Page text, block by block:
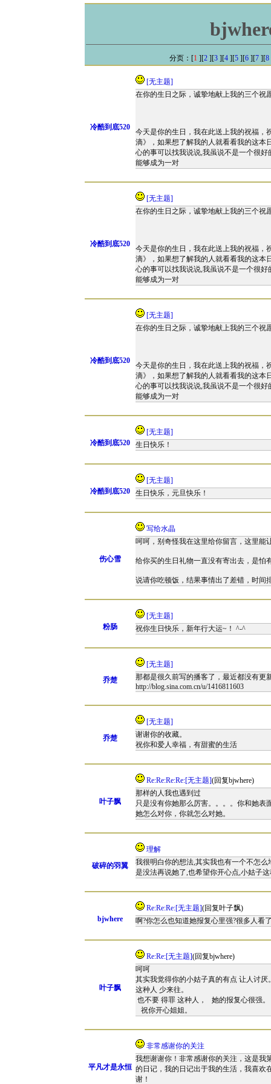
分页：[1 ][2 ][3 ][4 ][5 ][6 ][7 ][8
冷酷到底520
[无主题]
在你的生日之际，诚挚地献上我的三个祝
今天是你的生日，我在此送上我的祝福，
滴》，如果想了解我的人就看看我的这本
心的事可以找我说说,我虽说不是一个很
能够成为一对
冷酷到底520
[无主题]
在你的生日之际，诚挚地献上我的三个祝
今天是你的生日，我在此送上我的祝福，
滴》，如果想了解我的人就看看我的这本
心的事可以找我说说,我虽说不是一个很
能够成为一对
冷酷到底520
[无主题]
在你的生日之际，诚挚地献上我的三个祝
今天是你的生日，我在此送上我的祝福，
滴》，如果想了解我的人就看看我的这本
心的事可以找我说说,我虽说不是一个很
能够成为一对
冷酷到底520
[无主题]
生日快乐！
冷酷到底520
[无主题]
生日快乐，元旦快乐！
伤心雪
写给水晶
呵呵，别奇怪我在这里给你留言，这里能
给你买的生日礼物一直没有寄出去，是怕
说请你吃顿饭，结果事情出了差错，时间
粉肠
[无主题]
祝你生日快乐，新年行大运~！ ^-^
乔楚
[无主题]
那都是很久前写的播客了，最近都没有更
http://blog.sina.com.cn/u/1416811603
乔楚
[无主题]
谢谢你的收藏。
祝你和爱人幸福，有甜蜜的生活
叶子飘
Re:Re:Re:Re:[无主题](回复bjwhere)
那样的人我也遇到过
只是没有你她那么厉害。。。。你和她表
她怎么对你，你就怎么对她。
破碎的羽翼
理解
我很明白你的想法,其实我也有一个不怎
是没法再说她了,也希望你开心点,小姑子
bjwhere
Re:Re:Re:[无主题](回复叶子飘)
啊?你怎么也知道她报复心里强?很多人看
叶子飘
Re:Re:[无主题](回复bjwhere)
呵呵
其实我觉得你的小姑子真的有点 让人讨厌
这种人 少来往。
也不要 得罪 这种人， 她的报复心很强。
祝你开心姐姐。
平凡才是永恒
非常感谢你的关注
我想谢谢你！非常感谢你的关注，这是我
的日记，我的日记出于我的生活，我喜欢
谢！